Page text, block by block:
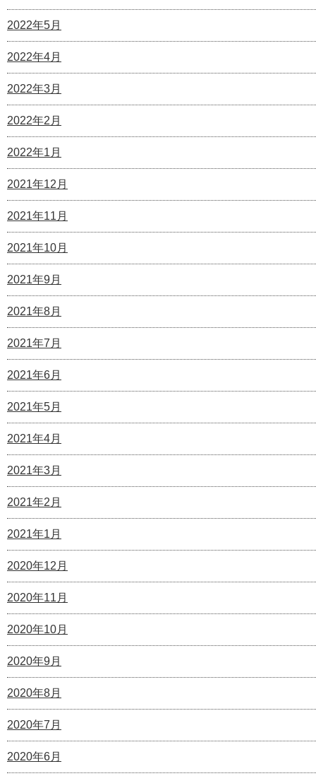
2022年5月
2022年4月
2022年3月
2022年2月
2022年1月
2021年12月
2021年11月
2021年10月
2021年9月
2021年8月
2021年7月
2021年6月
2021年5月
2021年4月
2021年3月
2021年2月
2021年1月
2020年12月
2020年11月
2020年10月
2020年9月
2020年8月
2020年7月
2020年6月